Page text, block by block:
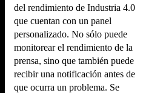
del rendimiento de Industria 4.0
que cuentan con un panel
personalizado. No sólo puede
monitorear el rendimiento de la
prensa, sino que también puede
recibir una notificación antes de
que ocurra un problema. Se